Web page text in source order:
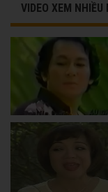
VIDEO XEM NHIỀU